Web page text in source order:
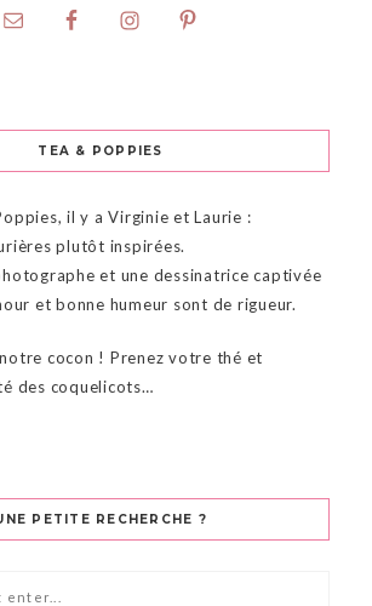
TEA & POPPIES
il y a Virginie et Laurie :
plutôt inspirées.
et une dessinatrice captivée
et bonne humeur sont de rigueur.
cocon ! Prenez votre thé et
des coquelicots…
PETITE RECHERCHE ?